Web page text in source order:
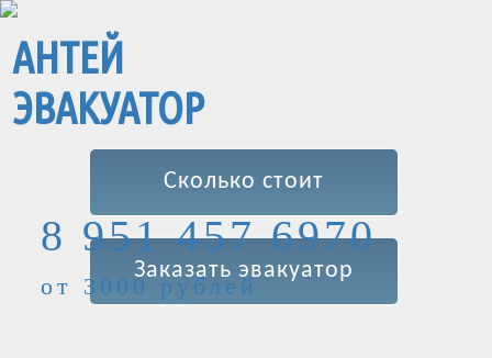
АНТЕЙ
ЭВАКУАТОР
8 951 457 6970
от 3000 рублей
Сколько стоит
Заказать эвакуатор